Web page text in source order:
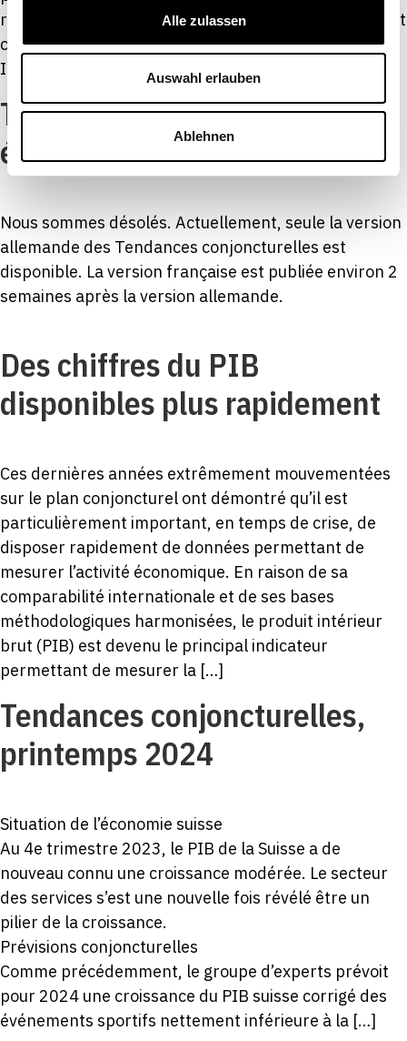
Alle zulassen
Auswahl erlauben
Ablehnen
relève d’un exercice complexe. Le présent article y est
consacré.
Il existe […]
Tendances conjoncturelles,
été 2023
Nous sommes désolés. Actuellement, seule la version
allemande des Tendances conjoncturelles est
disponible. La version française est publiée environ 2
semaines après la version allemande.
Des chiffres du PIB
disponibles plus rapidement
Ces dernières années extrêmement mouvementées
sur le plan conjoncturel ont démontré qu’il est
particulièrement important, en temps de crise, de
disposer rapidement de données permettant de
mesurer l’activité économique. En raison de sa
comparabilité internationale et de ses bases
méthodologiques harmonisées, le produit intérieur
brut (PIB) est devenu le principal indicateur
permettant de mesurer la […]
Tendances conjoncturelles,
printemps 2024
Situation de l’économie suisse
Au 4e trimestre 2023, le PIB de la Suisse a de
nouveau connu une croissance modérée. Le secteur
des services s’est une nouvelle fois révélé être un
pilier de la croissance.
Prévisions conjoncturelles
Comme précédemment, le groupe d’experts prévoit
pour 2024 une croissance du PIB suisse corrigé des
événements sportifs nettement inférieure à la […]